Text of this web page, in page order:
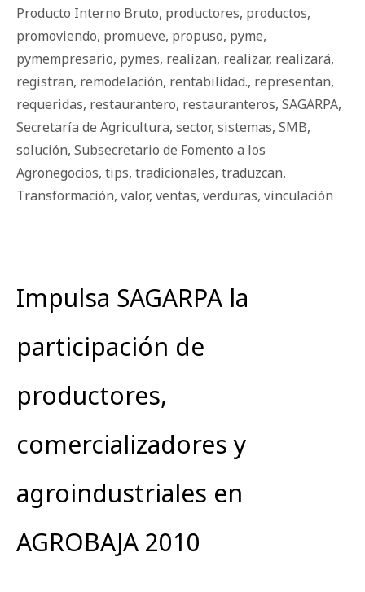
Producto Interno Bruto, productores, productos,
promoviendo, promueve, propuso, pyme,
pymempresario, pymes, realizan, realizar, realizará,
registran, remodelación, rentabilidad., representan,
requeridas, restaurantero, restauranteros, SAGARPA,
Secretaría de Agricultura, sector, sistemas, SMB,
solución, Subsecretario de Fomento a los
Agronegocios, tips, tradicionales, traduzcan,
Transformación, valor, ventas, verduras, vinculación
Impulsa SAGARPA la
participación de
productores,
comercializadores y
agroindustriales en
AGROBAJA 2010